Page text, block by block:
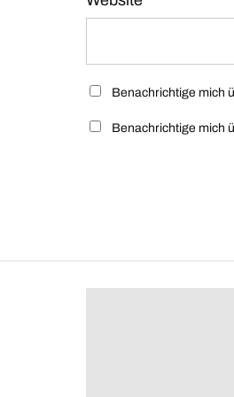
Benachrichtige mich
Benachrichtige mich